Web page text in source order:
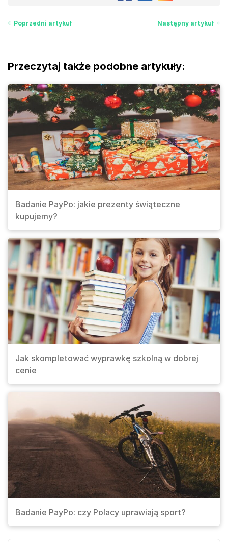
Poprzedni artykuł Następny artykuł
Przeczytaj także podobne artykuły:
Badanie PayPo: jakie prezenty świąteczne
kupujemy?
Jak skompletować wyprawkę szkolną w dobrej
cenie
Badanie PayPo: czy Polacy uprawiają sport?